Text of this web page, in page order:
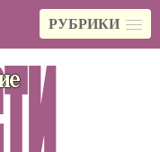
РУБРИКИ